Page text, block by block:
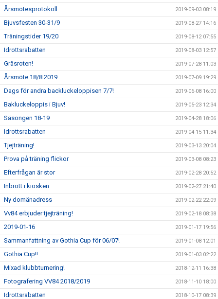
Årsmötesprotokoll 2019-09-03 08:19
Bjuvsfesten 30-31/9 2019-08-27 14:16
Träningstider 19/20 2019-08-12 07:55
Idrottsrabatten 2019-08-03 12:57
Gräsroten! 2019-07-28 11:03
Årsmöte 18/8 2019 2019-07-09 19:29
Dags för andra backluckeloppisen 7/7! 2019-06-08 16:00
Bakluckeloppis i Bjuv! 2019-05-23 12:34
Säsongen 18-19 2019-04-28 18:06
Idrottsrabatten 2019-04-15 11:34
Tjejträning! 2019-03-13 20:04
Prova på träning flickor 2019-03-08 08:23
Efterfrågan är stor 2019-02-28 20:52
Inbrott i kiosken 2019-02-27 21:40
Ny domänadress 2019-02-22 22:09
Vv84 erbjuder tjejträning! 2019-02-18 08:38
2019-01-16 2019-01-17 19:56
Sammanfattning av Gothia Cup för 06/07! 2019-01-08 12:01
Gothia Cup!! 2019-01-03 02:22
Mixad klubbturnering! 2018-12-11 16:38
Fotografering VV84 2018/2019 2018-11-10 18:00
Idrottsrabatten 2018-10-17 08:39